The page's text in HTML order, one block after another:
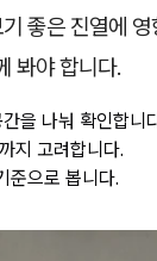
좋은 진열에
봐야 합니다.
을 나눠 확인합니
지 고려합니다.
준으로 봅니다.